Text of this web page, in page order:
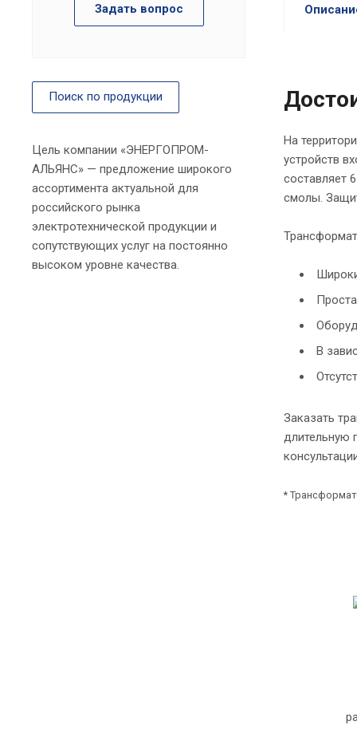
На
устройств
составляет
смолы.
В
Заказать
длительную
*
Задать вопрос
Поиск по продукции
Цель компании «ЭНЕРГОПРОМ-
АЛЬЯНС» — предложение широкого
ассортимента актуальной для
российского рынка
электротехнической продукции и
сопутствующих услуг на постоянно
высоком уровне качества.